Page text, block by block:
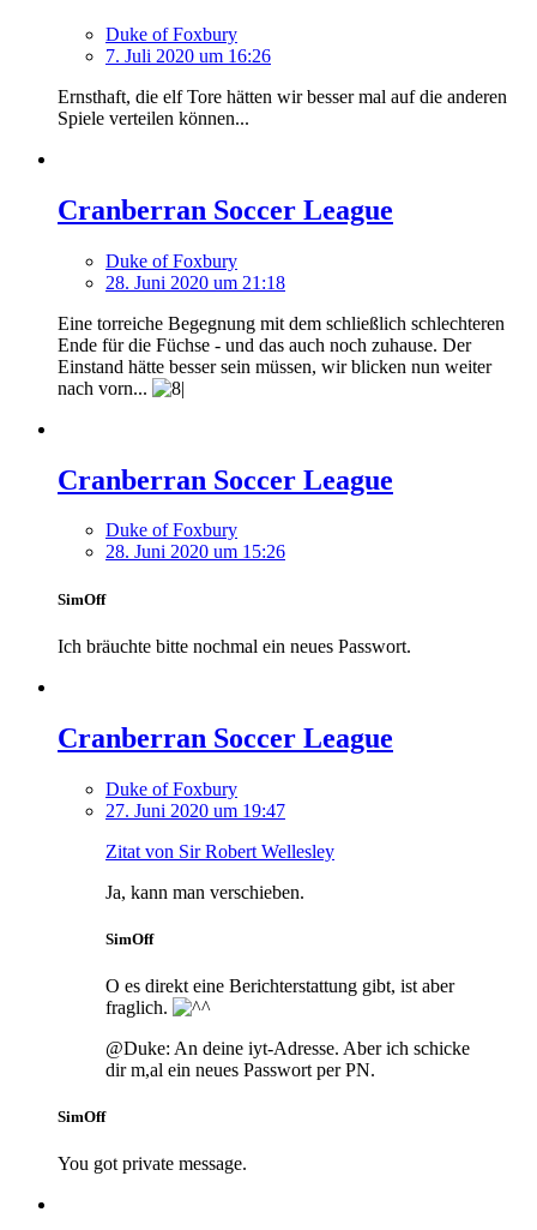
Duke of Foxbury
7. Juli 2020 um 16:26
Ernsthaft, die elf Tore hätten wir besser mal auf die anderen
Spiele verteilen können...
Cranberran Soccer League
Duke of Foxbury
28. Juni 2020 um 21:18
Eine torreiche Begegnung mit dem schließlich schlechteren
Ende für die Füchse - und das auch noch zuhause. Der
Einstand hätte besser sein müssen, wir blicken nun weiter
nach vorn...
Cranberran Soccer League
Duke of Foxbury
28. Juni 2020 um 15:26
SimOff
Ich bräuchte bitte nochmal ein neues Passwort.
Cranberran Soccer League
Duke of Foxbury
27. Juni 2020 um 19:47
Zitat von Sir Robert Wellesley
Ja, kann man verschieben.
SimOff
O es direkt eine Berichterstattung gibt, ist aber
fraglich.
@Duke: An deine iyt-Adresse. Aber ich schicke
dir m,al ein neues Passwort per PN.
SimOff
You got private message.